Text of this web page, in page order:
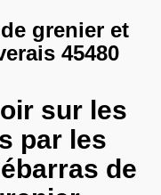
grenier et
45480
sur les
par les
de